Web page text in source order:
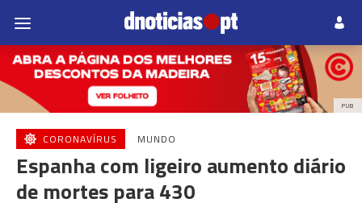
PUB
CORONAVÍRUS MUNDO
Espanha com ligeiro aumento diário
de mortes para 430